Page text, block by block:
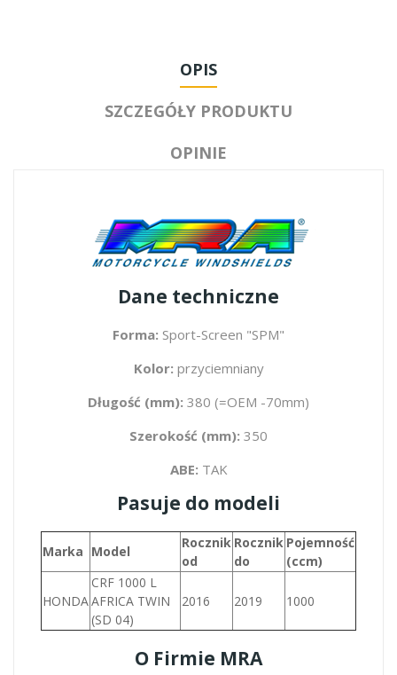
OPIS
SZCZEGÓŁY PRODUKTU
OPINIE
Dane techniczne
Forma: Sport-Screen "SPM"
Kolor: przyciemniany
Długość (mm): 380 (=OEM -70mm)
Szerokość (mm): 350
ABE: TAK
Pasuje do modeli
Marka Model
Rocznik
od
Rocznik
do
Pojemność
(ccm)
HONDA
CRF 1000 L
AFRICA TWIN
(SD 04)
2016 2019 1000
O Firmie MRA